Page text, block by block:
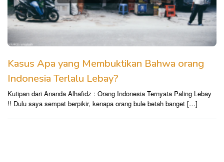
Kasus Apa yang Membuktikan Bahwa orang
Indonesia Terlalu Lebay?
Kutipan dari Ananda Alhafidz : Orang Indonesia Ternyata Paling Lebay
!! Dulu saya sempat berpikir, kenapa orang bule betah banget […]